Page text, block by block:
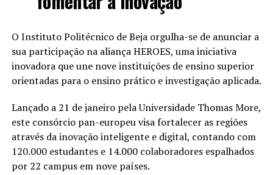
O Instituto Politécnico de Beja orgulha-se de anunciar a
sua participação na aliança HEROES, uma iniciativa
inovadora que une nove instituições de ensino superior
orientadas para o ensino prático e investigação aplicada.
Lançado a 21 de janeiro pela Universidade Thomas More,
este consórcio pan-europeu visa fortalecer as regiões
através da inovação inteligente e digital, contando com
120.000 estudantes e 14.000 colaboradores espalhados
por 22 campus em nove países.